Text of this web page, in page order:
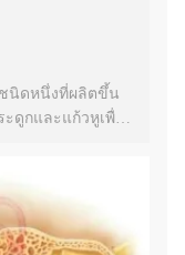
ชนิดหนึ่งที่ผลิตขึ้น
ดูกและแก้วหูเพื่อ